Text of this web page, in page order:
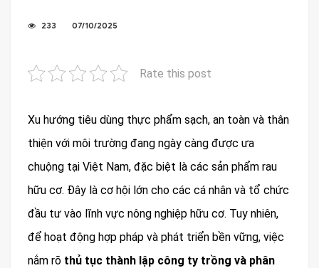
233 07/10/2025
Rate this post
Xu hướng tiêu dùng thực phẩm sạch, an toàn và thân
thiện với môi trường đang ngày càng được ưa
chuộng tại Việt Nam, đặc biệt là các sản phẩm rau
hữu cơ. Đây là cơ hội lớn cho các cá nhân và tổ chức
đầu tư vào lĩnh vực nông nghiệp hữu cơ. Tuy nhiên,
để hoạt động hợp pháp và phát triển bền vững, việc
nắm rõ thủ tục thành lập công ty trồng và phân